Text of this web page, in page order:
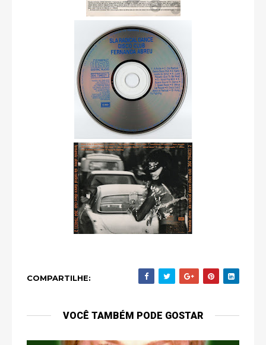
COMPARTILHE:
VOCÊ TAMBÉM PODE GOSTAR